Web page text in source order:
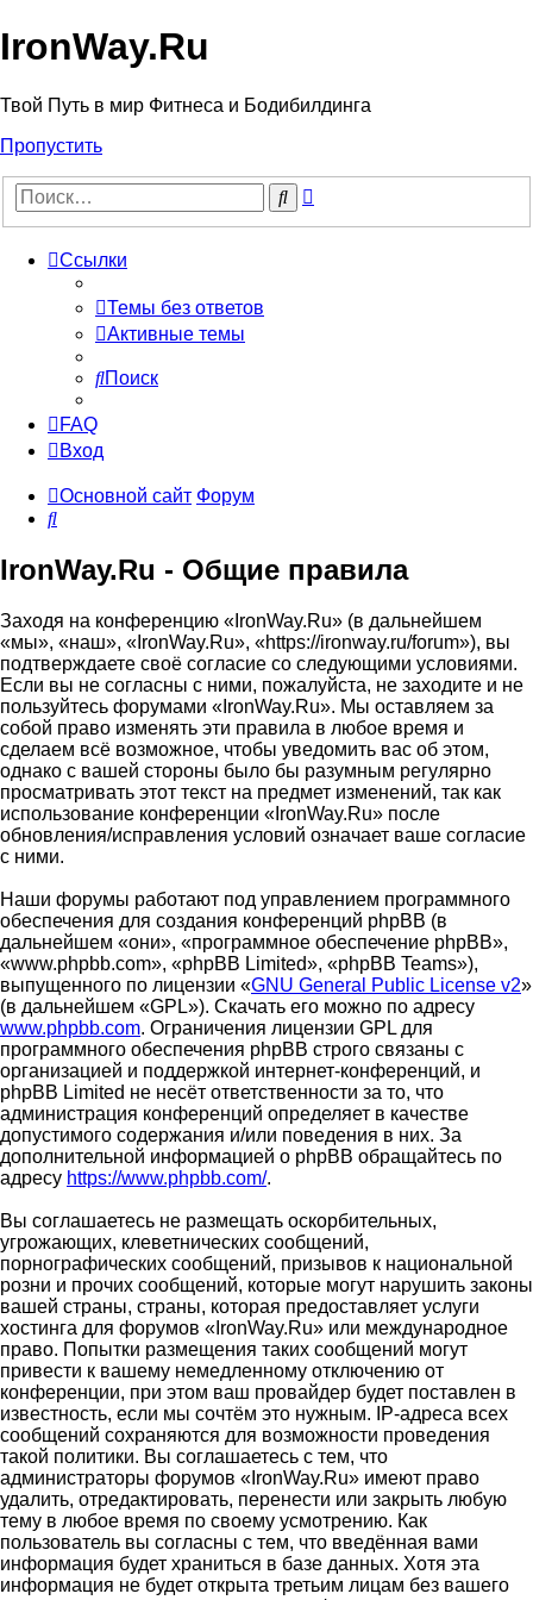
IronWay.Ru
Твой Путь в мир Фитнеса и Бодибилдинга
Пропустить
Поиск
Ссылки
Темы без ответов
Активные темы
Поиск
FAQ
Вход
Основной сайт Форум
Поиск
IronWay.Ru - Общие правила
Заходя на конференцию «IronWay.Ru» (в дальнейшем
«мы», «наш», «IronWay.Ru», «https://ironway.ru/forum»), вы
подтверждаете своё согласие со следующими условиями.
Если вы не согласны с ними, пожалуйста, не заходите и не
пользуйтесь форумами «IronWay.Ru». Мы оставляем за
собой право изменять эти правила в любое время и
сделаем всё возможное, чтобы уведомить вас об этом,
однако с вашей стороны было бы разумным регулярно
просматривать этот текст на предмет изменений, так как
использование конференции «IronWay.Ru» после
обновления/исправления условий означает ваше согласие
с ними.
Наши форумы работают под управлением программного
обеспечения для создания конференций phpBB (в
дальнейшем «они», «программное обеспечение phpBB»,
«www.phpbb.com», «phpBB Limited», «phpBB Teams»),
выпущенного по лицензии «GNU General Public License v2»
(в дальнейшем «GPL»). Скачать его можно по адресу
www.phpbb.com. Ограничения лицензии GPL для
программного обеспечения phpBB строго связаны с
организацией и поддержкой интернет-конференций, и
phpBB Limited не несёт ответственности за то, что
администрация конференций определяет в качестве
допустимого содержания и/или поведения в них. За
дополнительной информацией о phpBB обращайтесь по
адресу https://www.phpbb.com/.
Вы соглашаетесь не размещать оскорбительных,
угрожающих, клеветнических сообщений,
порнографических сообщений, призывов к национальной
розни и прочих сообщений, которые могут нарушить законы
вашей страны, страны, которая предоставляет услуги
хостинга для форумов «IronWay.Ru» или международное
право. Попытки размещения таких сообщений могут
привести к вашему немедленному отключению от
конференции, при этом ваш провайдер будет поставлен в
известность, если мы сочтём это нужным. IP-адреса всех
сообщений сохраняются для возможности проведения
такой политики. Вы соглашаетесь с тем, что
администраторы форумов «IronWay.Ru» имеют право
удалить, отредактировать, перенести или закрыть любую
тему в любое время по своему усмотрению. Как
пользователь вы согласны с тем, что введённая вами
информация будет храниться в базе данных. Хотя эта
информация не будет открыта третьим лицам без вашего